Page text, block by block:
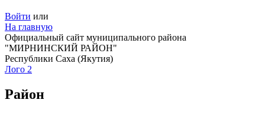
Войти или
На главную
Официальный сайт муниципального района
"МИРНИНСКИЙ РАЙОН"
Республики Саха (Якутия)
Лого 2
Район